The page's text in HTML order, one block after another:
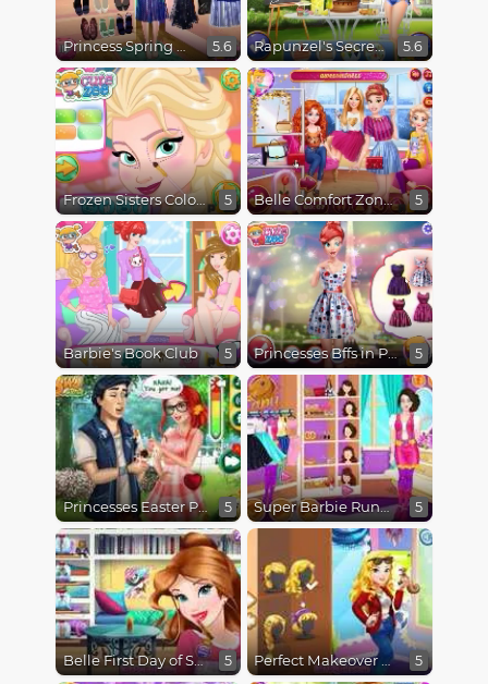
Princess Spring Model Challenge 5.6 Rapunzel's Secret Garden 5.6
Frozen Sisters Color of the Year 5 Belle Comfort Zone Challenge 5
Barbie's Book Club 5 Princesses Bffs in Paris 5
Princesses Easter Preparations 5 Super Barbie Runway Model 5
Belle First Day of School 5 Perfect Makeover Princess Aurora 5